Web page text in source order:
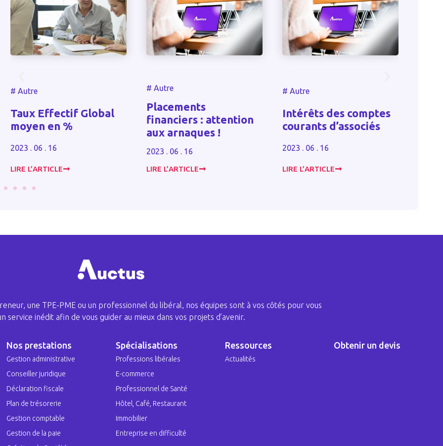
# Autre
Taux Effectif Global
moyen en %
2023 . 06 . 16
LIRE L’ARTICLE
# Autre
Placements
financiers : attention
aux arnaques !
2023 . 06 . 16
LIRE L’ARTICLE
# Autre
Intérêts des comptes
courants d’associés
2023 . 06 . 16
LIRE L’ARTICLE
une TPE-PME ou un professionnel du libéral, nos équipes sont à vos côtés pour vous
service inédit afin de vous guider au mieux dans vos projets d’avenir.
Nos prestations
Gestion administrative
Conseiller juridique
Déclaration fiscale
Plan de trésorerie
Gestion comptable
Gestion de la paie
Spécialisations
Professions libérales
E-commerce
Professionnel de Santé
Hôtel, Café, Restaurant
Immobilier
Entreprise en difficulté
Ressources
Actualités
Obtenir un devis